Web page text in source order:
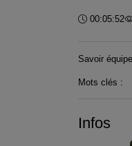
Durée :
00:05:52
Savoir
Mots clés :
Infos